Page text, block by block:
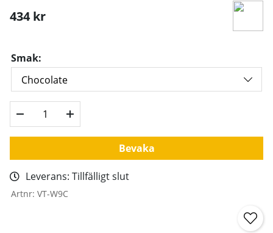
434kr
Smak:
Bevaka
Leverans: Tillfälligt slut
Artnr: VT-W9C